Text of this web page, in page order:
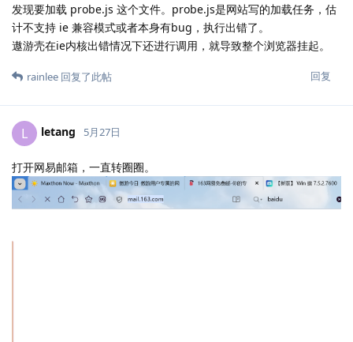
发现要加载 probe.js 这个文件。probe.js是网站写的加载任务，估
计不支持 ie 兼容模式或者本身有bug，执行出错了。
遨游壳在ie内核出错情况下还进行调用，就导致整个浏览器挂起。
回复
rainlee 回复了此帖
L letang 5月27日
打开网易邮箱，一直转圈圈。